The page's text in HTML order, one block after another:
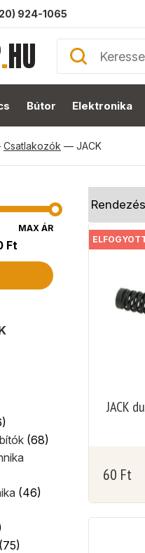
924-1065
.HU
Bútor Elektronika
Csatlakozók — JACK
MAX ÁR
Ft
(68)
(46)
(75)
JACK
60 Ft